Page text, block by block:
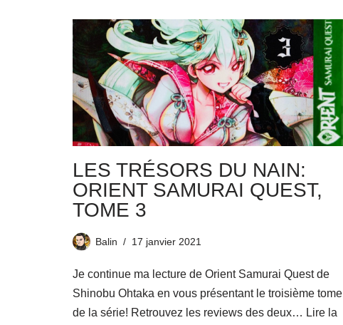
LES TRÉSORS DU NAIN:
ORIENT SAMURAI QUEST,
TOME 3
Balin 17 janvier 2021
Je continue ma lecture de Orient Samurai Quest de
Shinobu Ohtaka en vous présentant le troisième tome
de la série! Retrouvez les reviews des deux… Lire la